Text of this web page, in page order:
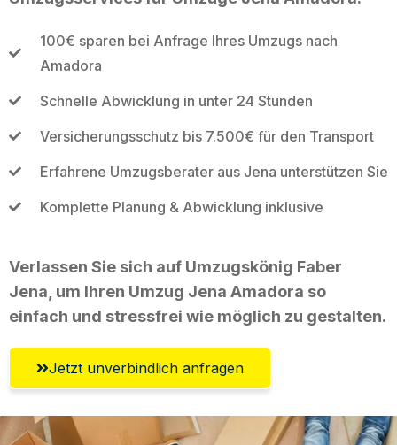
100€ sparen bei Anfrage Ihres Umzugs nach
Amadora
Schnelle Abwicklung in unter 24 Stunden
Versicherungsschutz bis 7.500€ für den Transport
Erfahrene Umzugsberater aus Jena unterstützen Sie
Komplette Planung & Abwicklung inklusive
Verlassen Sie sich auf Umzugskönig Faber
Jena, um Ihren Umzug Jena Amadora so
einfach und stressfrei wie möglich zu gestalten.
Jetzt unverbindlich anfragen